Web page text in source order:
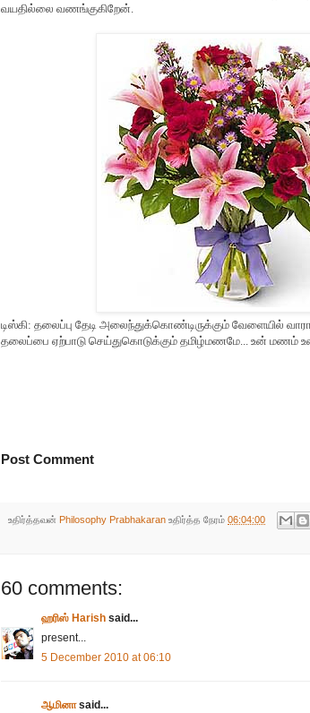
வயதில்லை வணங்குகிறேன்.
டிஸ்கி: தலைப்பு தேடி அலைந்துக்கொண்டிருக்கும் வேளையில்
தலைப்பை ஏற்பாடு செய்துகொடுக்கும் தமிழ்மணமே... உன் மணம்
Post Comment
உதிர்த்தவன் Philosophy Prabhakaran உதிர்த்த நேரம் 06:04:00
60 comments:
ஹரிஸ் Harish said...
present...
5 December 2010 at 06:10
ஆமினாsaid...